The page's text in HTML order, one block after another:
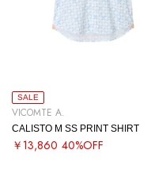
SALE
VICOMTE A.
CALISTO M SS PRINT SHIRT
￥13,860 40%OFF